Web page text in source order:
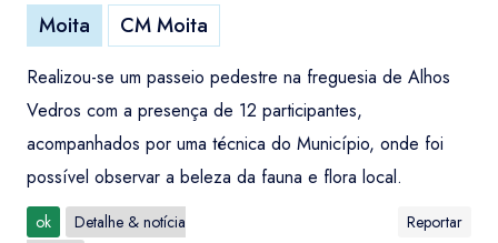
Moita CM Moita
Realizou-se um passeio pedestre na freguesia de Alhos
Vedros com a presença de 12 participantes,
acompanhados por uma técnica do Município, onde foi
possível observar a beleza da fauna e flora local.
ok
Detalhe & notícia
Reportar